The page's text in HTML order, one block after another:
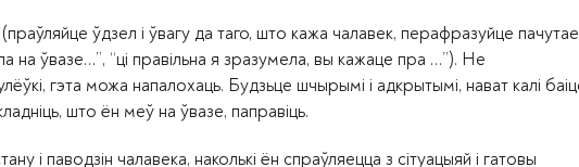
ўдзел і ўвагу да таго, што кажа чалавек, перафразуйце
на ўвазе…”, “ці правільна я зразумела, вы кажаце пра …”). Не
гэта можа напалохаць. Будзьце шчырымі і адкрытымі, нават калі
што ён меў на ўвазе, паправіць.
і паводзін чалавека, наколькі ён спраўляецца з сітуацыяй і гатовы